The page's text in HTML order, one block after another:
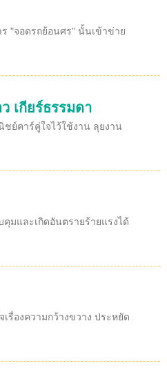
"จอดรถย้อนศร" นั้นเข้าข่าย
เกียร์ธรรมดา
ชย์คาร์คู่ใจไว้ใช้งาน ลุยงาน
มและเกิดอันตรายร้ายแรงได้
รื่องความกว้างขวาง ประหยัด